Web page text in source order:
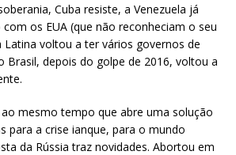
Cuba resiste, a Venezuela já
os EUA (que não reconheciam o seu
Latina voltou a ter vários governos de
Brasil, depois do golpe de 2016, voltou a
mesmo tempo que abre uma solução
para a crise ianque, para o mundo
da Rússia traz novidades. Abortou em